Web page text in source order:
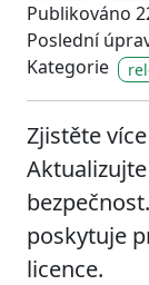
Publikováno
Poslední
Kategorie
Zjistěte
poskytuje
licence.